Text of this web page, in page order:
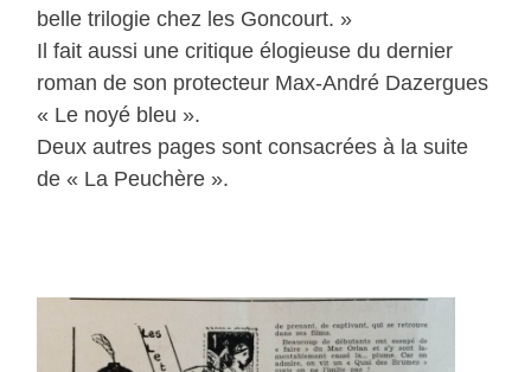
belle trilogie chez les Goncourt. »
Il fait aussi une critique élogieuse du dernier
roman de son protecteur Max-André Dazergues
« Le noyé bleu ».
Deux autres pages sont consacrées à la suite
de « La Peuchère ».